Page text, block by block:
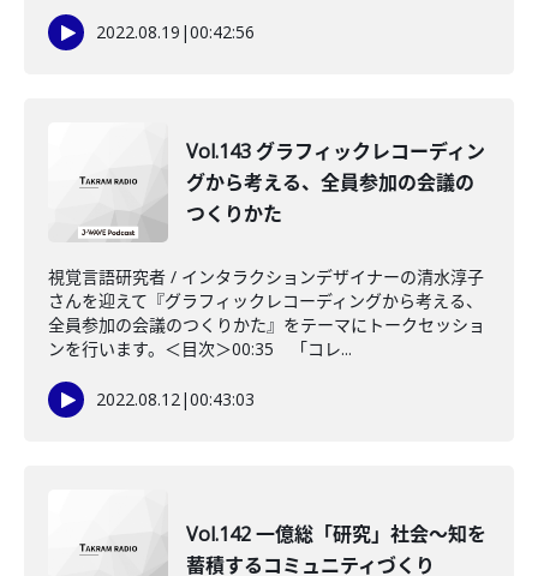
2022.08.19 |00:42:56
Vol.143 グラフィックレコーディン
グから考える、全員参加の会議の
つくりかた
視覚言語研究者 / インタラクションデザイナーの清水淳子
さんを迎えて『グラフィックレコーディングから考える、
全員参加の会議のつくりかた』をテーマにトークセッショ
ンを行います。＜目次＞00:35 「コレ...
2022.08.12|00:43:03
Vol.142 一億総「研究」社会～知を
蓄積するコミュニティづくり